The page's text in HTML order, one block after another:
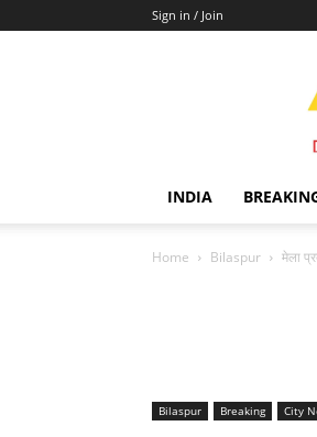
Sign in / Join
INDIA
Home Bilaspur मेला
Bilaspur Breaking City